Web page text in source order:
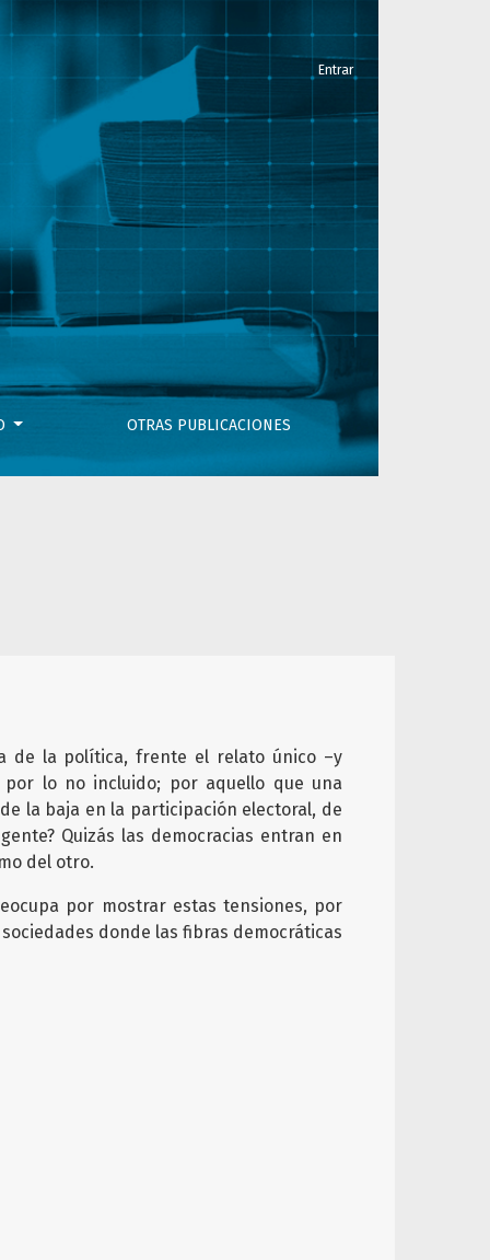
OTRAS PUBLICACIONES
Entrar
de la política, frente el relato único –y
lo no incluido; por aquello que una
la baja en la participación electoral, de
Quizás las democracias entran en
del otro.
por mostrar estas tensiones, por
donde las fibras democráticas